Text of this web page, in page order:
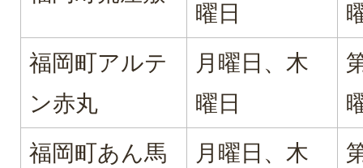
曜日
福岡町アルテ
ン赤丸
月曜日、木
曜日
福岡町あん馬
月曜日、木